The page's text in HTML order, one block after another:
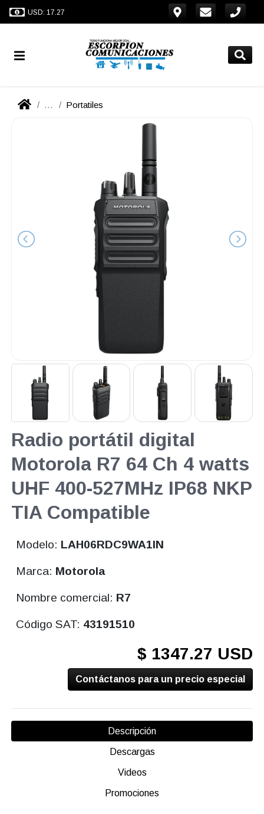
USD: 17.27
... Portatiles
Radio portátil digital
Motorola R7 64 Ch 4 watts
UHF 400-527MHz IP68 NKP
TIA Compatible
Modelo: LAH06RDC9WA1IN
Marca: Motorola
Nombre comercial: R7
Código SAT: 43191510
$ 1347.27 USD
Contáctanos para un precio especial
Descripción
Descargas
Videos
Promociones